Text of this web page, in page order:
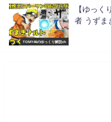
TOMY46のゆっくり解説ch
【ゆっ
者 うずま